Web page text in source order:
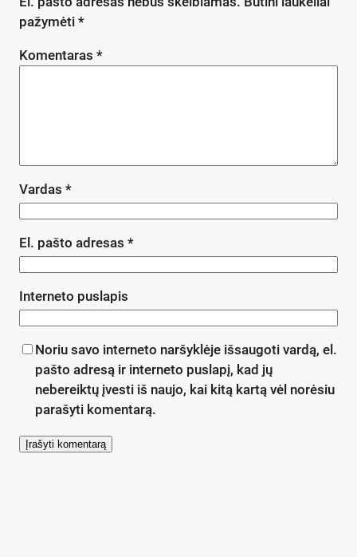
pažymėti *
Komentaras *
Vardas *
El. pašto adresas *
Interneto puslapis
Noriu savo interneto naršyklėje išsaugoti vardą, el.
pašto adresą ir interneto puslapį, kad jų
nebereiktų įvesti iš naujo, kai kitą kartą vėl norėsiu
parašyti komentarą.